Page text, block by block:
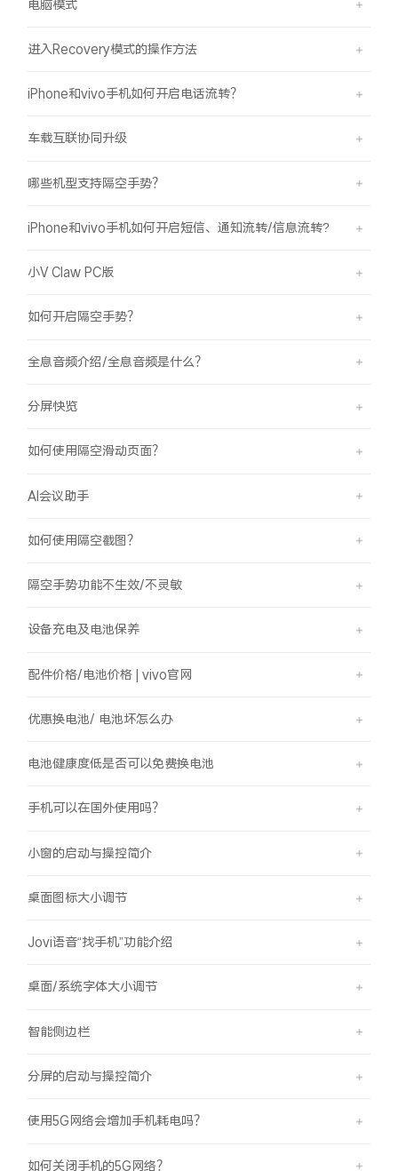
电脑模式
进入Recovery模式的操作方法
iPhone和vivo手机如何开启电话流转？
车载互联协同升级
哪些机型支持隔空手势？
iPhone和vivo手机如何开启短信、通知流转/信息流转?
小V Claw PC版
如何开启隔空手势？
全息音频介绍/全息音频是什么？
分屏快览
如何使用隔空滑动页面？
AI会议助手
如何使用隔空截图？
隔空手势功能不生效/不灵敏
设备充电及电池保养
配件价格/电池价格 | vivo官网
优惠换电池/ 电池坏怎么办
电池健康度低是否可以免费换电池
手机可以在国外使用吗？
小窗的启动与操控简介
桌面图标大小调节
Jovi语音“找手机”功能介绍
桌面/系统字体大小调节
智能侧边栏
分屏的启动与操控简介
使用5G网络会增加手机耗电吗？
如何关闭手机的5G网络？